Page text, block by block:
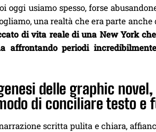
usiamo spesso, forse
una realtà che era parte anche
di vita reale di una New York
affrontando periodi
delle graphic
di conciliare testo e
scritta pulita e chiara,